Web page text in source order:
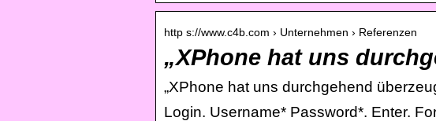
http s://www.c4b.com › Unternehmen › Referenzen
„XPhone hat uns
„XPhone hat uns durchgehend
Login. Username* Password*. Enter.